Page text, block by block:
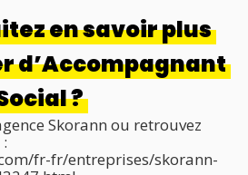
en savoir plus
d’Accompagnant
?
Skorann ou retrouvez
fr-fr/entreprises/skorann-